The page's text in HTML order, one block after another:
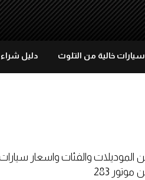
سيارات خالية من التلوث دليل
الموديلات والفئات واسعار
283